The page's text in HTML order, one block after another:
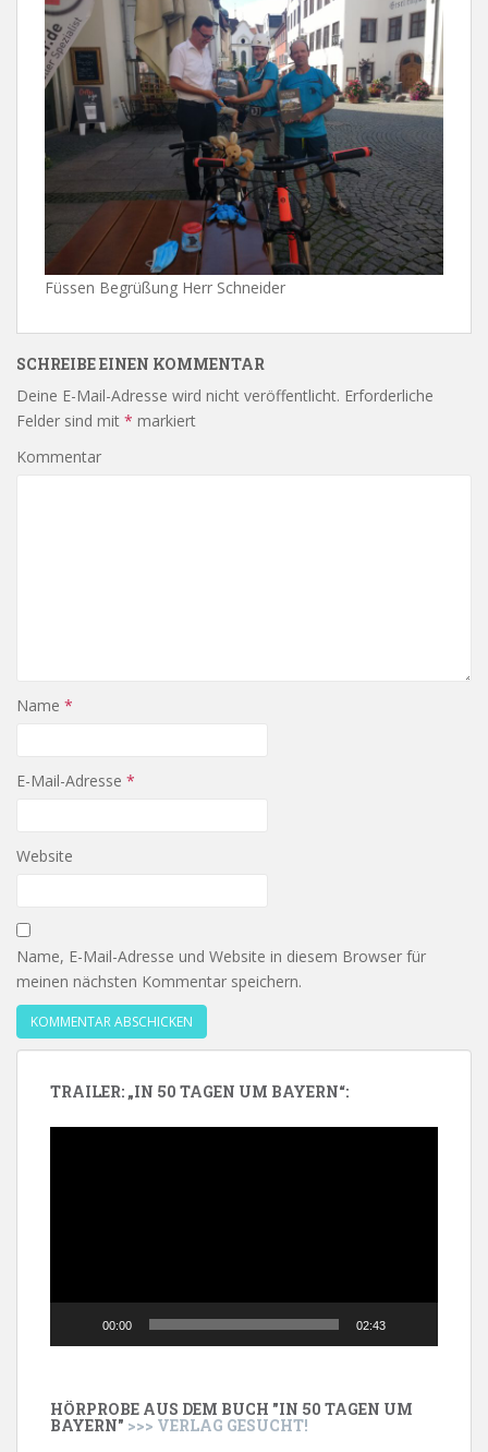
Füssen Begrüßung Herr Schneider
SCHREIBE EINEN KOMMENTAR
Deine E-Mail-Adresse wird nicht veröffentlicht. Erforderliche
Felder sind mit * markiert
Kommentar
Name *
E-Mail-Adresse *
Website
Name, E-Mail-Adresse und Website in diesem Browser für
meinen nächsten Kommentar speichern.
TRAILER: „IN 50 TAGEN UM BAYERN“:
00:00 02:43
HÖRPROBE AUS DEM BUCH "IN 50 TAGEN UM
BAYERN" >>> VERLAG GESUCHT!